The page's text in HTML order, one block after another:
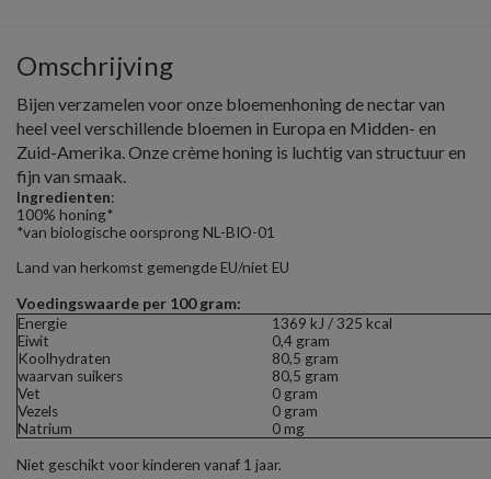
Omschrijving
Bijen verzamelen voor onze bloemenhoning de nectar van
heel veel verschillende bloemen in Europa en Midden- en
Zuid-Amerika. Onze crème honing is luchtig van structuur en
fijn van smaak.
Ingredienten:
100% honing*
*van biologische oorsprong NL-BIO-01
Land van herkomst gemengde EU/niet EU
Voedingswaarde per 100 gram:
Energie
1369 kJ / 325 kcal
Eiwit
0,4 gram
Koolhydraten
waarvan suikers
80,5 gram
80,5 gram
Vet
0 gram
Vezels
0 gram
Natrium
0 mg
Niet geschikt voor kinderen vanaf 1 jaar.